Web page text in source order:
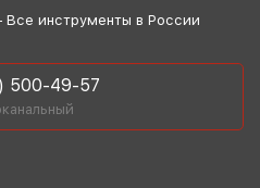
инструменты в России
500-49-57